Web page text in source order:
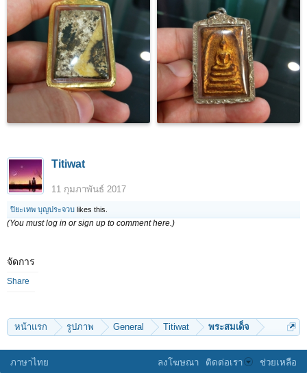
Titiwat
11 กุมภาพันธ์ 2017
ปิยะเทพ บุญประจวบ likes this.
(You must log in or sign up to comment here.)
จัดการ
Share
หน้าแรก รูปภาพ General Titiwat พระสมเด็จ
ภาษาไทย ลงโฆษณา ติดต่อเรา ช่วยเหลือ